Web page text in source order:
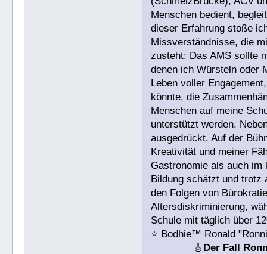
Menschen bedient,
dieser Erfahrung stoße
Missverständnisse, die
zusteht: Das AMS sollte
denen ich Würsteln oder
Leben voller
könnte, die
Menschen auf meine
unterstützt werden.
ausgedrückt. Auf der
Kreativität und meiner
Gastronomie als auch im
Bildung schätzt und trotz
den Folgen von
Altersdiskriminierung,
Schule mit täglich über
⭐️ Bodhie™ Ronald
🎸 Der Fall